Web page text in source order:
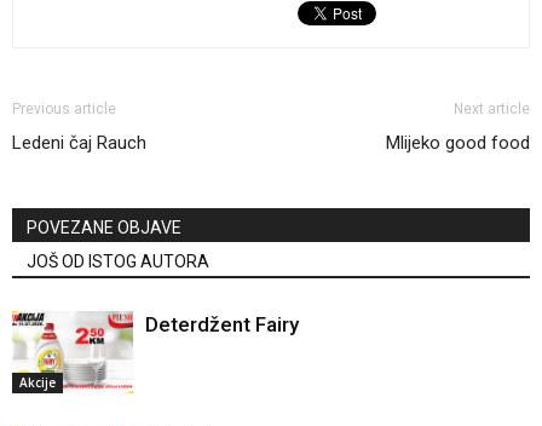
Previous article
Ledeni čaj Rauch
Next article
Mlijeko good food
POVEZANE OBJAVE
JOŠ OD ISTOG AUTORA
Akcije
Deterdžent Fairy